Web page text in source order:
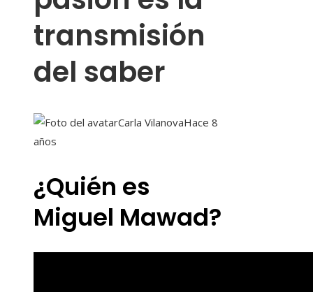
transmisión
del saber
Carla VilanovaHace 8
años
¿Quién es
Miguel Mawad?